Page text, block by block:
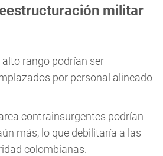
militar
alto rango podrían ser
por personal alineado
contrainsurgentes podrían
más, lo que debilitaría a las
colombianas.